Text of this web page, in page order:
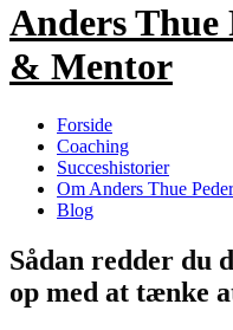
Anders Thue
& Mentor
Forside
Coaching
Succeshistorier
Om Anders Thue
Blog
Sådan redder du
op med at tænke